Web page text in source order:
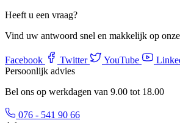
Heeft u een vraag?
Vind uw antwoord snel en makkelijk op
Facebook Twitter YouTube
Persoonlijk advies
Bel ons op werkdagen van 9.00 tot 18.00
076 - 541 90 66